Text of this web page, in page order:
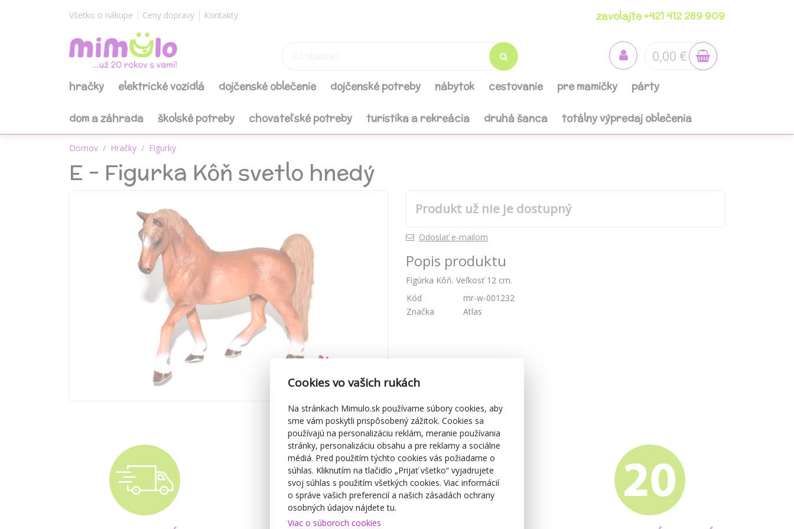
Všetko o nákupe Ceny dopravy Kontakty zavolajte +421 412 289 909
0,00 €
hračky elektrické vozidlá dojčenské oblečenie dojčenské potreby nábytok cestovanie pre mamičky párty
dom a záhrada školské potreby chovateľské potreby turistika a rekreácia druhá šanca totálny výpredaj oblečenia
Domov Hračky Figurky
E - Figurka Kôň svetlo hnedý
Produkt už nie je dostupný
Odoslať e-mailom
Popis produktu
Figúrka Kôň. Veľkosť 12 cm.
Kód
mr-w-001232
Značka
Atlas
Cookies vo vašich rukách
Na stránkach Mimulo.sk používame súbory cookies, aby
sme vám poskytli prispôsobený zážitok. Cookies sa
používajú na personalizáciu reklám, meranie používania
stránky, personalizáciu obsahu a pre reklamy a sociálne
médiá. Pred použitím týchto cookies vás požiadame o
súhlas. Kliknutím na tlačidlo „Prijať všetko“ vyjadrujete
svoj súhlas s použitím všetkých cookies. Viac informácií
o správe vašich preferencií a našich zásadách ochrany
osobných údajov nájdete tu.
Viac o súboroch cookies